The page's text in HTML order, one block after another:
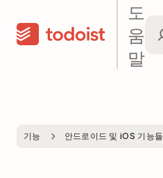
도
움
말
기능 안드로이드 및 iOS 기능들